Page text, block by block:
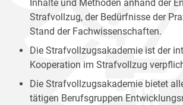
Inhalte und Methoden anhand der
Strafvollzug, der Bedürfnisse der
Stand der Fachwissenschaften.
Die Strafvollzugsakademie ist der
Kooperation im Strafvollzug
Die Strafvollzugsakademie bietet
tätigen Berufsgruppen